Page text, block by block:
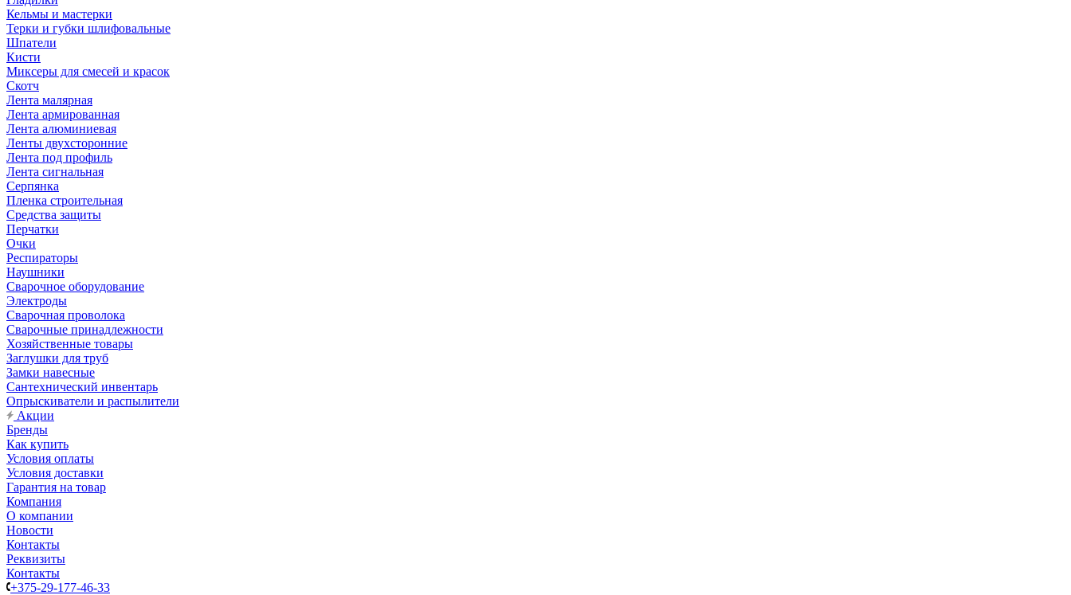
Кельмы и мастерки
Терки и губки шлифовальные
Шпатели
Кисти
Миксеры для смесей и красок
Скотч
Лента малярная
Лента армированная
Лента алюминиевая
Ленты двухсторонние
Лента под профиль
Лента сигнальная
Серпянка
Пленка строительная
Средства защиты
Перчатки
Очки
Респираторы
Наушники
Сварочное оборудование
Электроды
Сварочная проволока
Сварочные принадлежности
Хозяйственные товары
Заглушки для труб
Замки навесные
Сантехнический инвентарь
Опрыскиватели и распылители
Акции
Бренды
Как купить
Условия оплаты
Условия доставки
Гарантия на товар
Компания
О компании
Новости
Контакты
Реквизиты
Контакты
+375-29-177-46-33